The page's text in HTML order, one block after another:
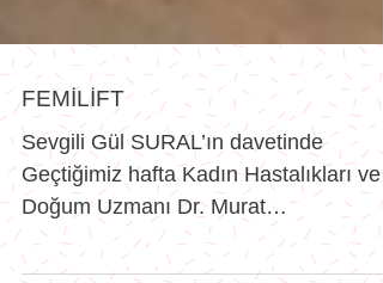
FEMİLİFT
Sevgili Gül SURAL’ın davetinde
Geçtiğimiz hafta Kadın Hastalıkları ve
Doğum Uzmanı Dr. Murat